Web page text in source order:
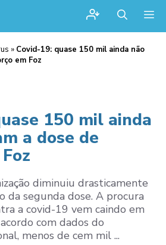
» Covid-19: quase 150 mil ainda não
em Foz
150 mil ainda
a dose de
diminuiu drasticamente
da segunda dose. A procura
a covid-19 vem caindo em
com dados do
menos de cem mil ...